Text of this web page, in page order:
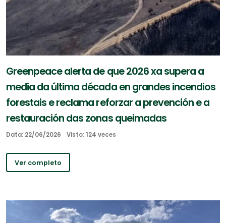
Greenpeace alerta de que 2026 xa supera a
media da última década en grandes incendios
forestais e reclama reforzar a prevención e a
restauración das zonas queimadas
Data: 22/06/2026 Visto: 124 veces
Ver completo